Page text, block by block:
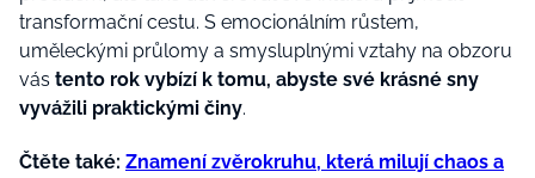
transformační cestu. S emocionálním růstem,
uměleckými průlomy a smysluplnými vztahy na obzoru
vás tento rok vybízí k tomu, abyste své krásné sny
vyvážili praktickými činy.
Čtěte také: Znamení zvěrokruhu, která milují chaos a